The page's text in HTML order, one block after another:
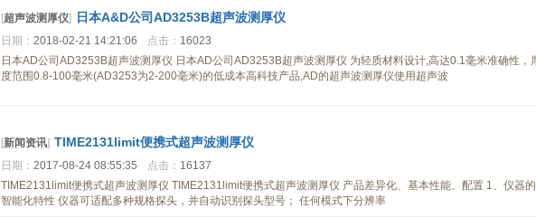
[超声波测厚仪] 日本A&D公司AD3253B超声波测厚仪
日期： 2018-02-21 14:21:06 点击： 16023
日本AD公司AD3253B超声波测厚仪 日本AD公司AD3253B超声波测厚仪 为轻质材料设计,高达0.1毫米准确性，
度范围0.8-100毫米(AD3253为2-200毫米)的低成本高科技产品,AD的超声波测厚仪使用超声波
[新闻资讯] TIME2131limit便携式超声波测厚仪
日期： 2017-08-24 08:55:35 点击： 16137
TIME2131limit便携式超声波测厚仪 TIME2131limit便携式超声波测厚仪 产品差异化、基本性能、配置 1、仪器的
智能化特性 仪器可适配多种规格探头，并自动识别探头型号； 任何模式下分辨率